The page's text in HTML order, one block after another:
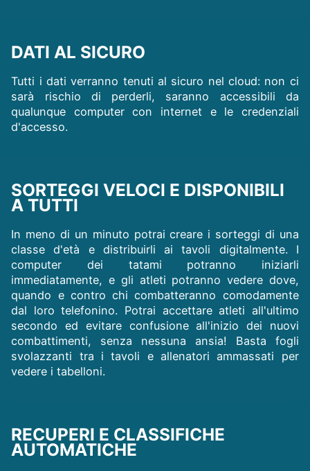
DATI AL SICURO
Tutti i dati verranno tenuti al sicuro nel cloud: non ci
sarà rischio di perderli, saranno accessibili da
qualunque computer con internet e le credenziali
d'accesso.
SORTEGGI VELOCI E DISPONIBILI
A TUTTI
In meno di un minuto potrai creare i sorteggi di una
classe d'età e distribuirli ai tavoli digitalmente. I
computer dei tatami potranno iniziarli
immediatamente, e gli atleti potranno vedere dove,
quando e contro chi combatteranno comodamente
dal loro telefonino. Potrai accettare atleti all'ultimo
secondo ed evitare confusione all'inizio dei nuovi
combattimenti, senza nessuna ansia! Basta fogli
svolazzanti tra i tavoli e allenatori ammassati per
vedere i tabelloni.
RECUPERI E CLASSIFICHE
AUTOMATICHE